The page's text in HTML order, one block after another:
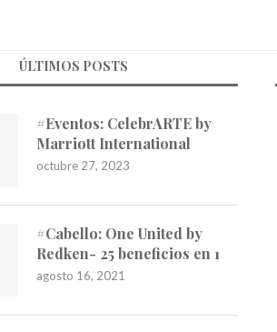
ÚLTIMOS POSTS
#Eventos: CelebrARTE by
Marriott International
octubre 27, 2023
#Cabello: One United by
Redken- 25 beneficios en 1
agosto 16, 2021